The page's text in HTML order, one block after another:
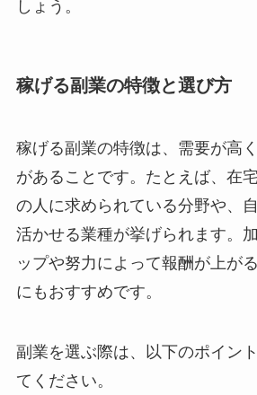
しょう。
稼げる副業の特徴と選び方
稼げる副業の特徴は、需要が高
があることです。たとえば、在
の人に求められている分野や、
活かせる業種が挙げられます。
ップや努力によって報酬が上が
にもおすすめです。
副業を選ぶ際は、以下のポイン
てください。